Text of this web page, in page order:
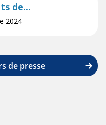
de...
2024
de presse